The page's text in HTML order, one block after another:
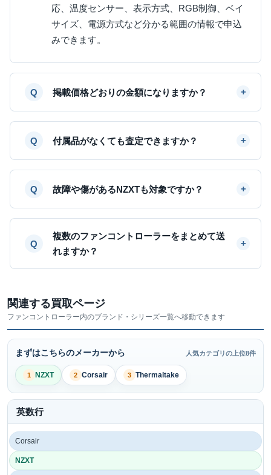
応、温度センサー、表示方式、RGB制御、ベイ
サイズ、電源方式など分かる範囲の情報で申込
みできます。
掲載価格どおりの金額になりますか？
付属品がなくても査定できますか？
故障や傷があるNZXTも対象ですか？
複数のファンコントローラーをまとめて送
れますか？
関連する買取ページ
ファンコントローラー内のブランド・シリーズ一覧へ移動できます
まずはこちらのメーカーから 人気カテゴリの上位8件
1 NZXT 2 Corsair 3 Thermaltake
英数行
Corsair
NZXT